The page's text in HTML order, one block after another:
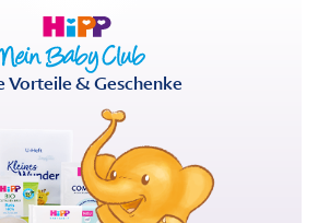
Vorteile & Geschenke